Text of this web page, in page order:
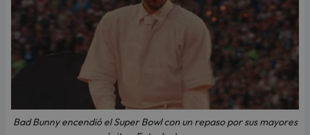
Bad Bunny encendió el Super Bowl con un repaso por sus mayores